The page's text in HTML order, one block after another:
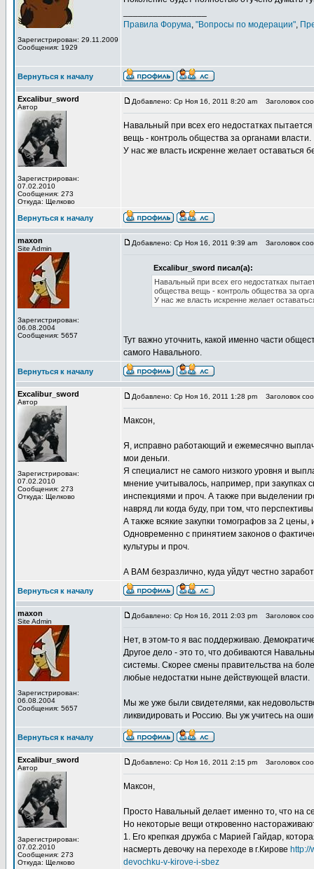
Зарегистрирован: 29.11.2009
Сообщения: 1929
Правила Форума, "Вопросы по модерации",
Вернуться к началу
Excalibur_sword
Автор
Зарегистрирован:
07.02.2010
Сообщения: 273
Откуда: Щелково
Добавлено: Ср Ноя 16, 2011 8:20 am Заголовок
Навальный при всех его недостатках
вещь - контроль общества за органами власти.
У нас же власть искренне желает оставаться
Вернуться к началу
maxon
Site Admin
Зарегистрирован:
06.08.2004
Сообщения: 5657
Добавлено: Ср Ноя 16, 2011 9:39 am Заголовок
Excalibur_sword писал(а):
Навальный при всех его недостатках
общества вещь - контроль общества за
У нас же власть искренне желает
Тут важно уточнить, какой именно части
самого Навального.
Вернуться к началу
Excalibur_sword
Автор
Зарегистрирован:
07.02.2010
Сообщения: 273
Откуда: Щелково
Добавлено: Ср Ноя 16, 2011 1:28 pm Заголовок
Максон,
Я, исправно работающий и ежемесячно
мои деньги.
Я специалист не самого низкого уровня и
мнение учитывалось, например, при закупках
инспекциями и проч. А также при выделении
навряд ли когда буду, при том, что
А также всякие закупки томографов за 2
Одновременно с принятием законов о
культуры и проч.
А ВАМ безразлично, куда уйдут честно
Вернуться к началу
maxon
Site Admin
Зарегистрирован:
06.08.2004
Сообщения: 5657
Добавлено: Ср Ноя 16, 2011 2:03 pm Заголовок
Нет, в этом-то я вас поддерживаю.
Другое дело - это то, что добиваются
системы. Скорее смены правительства на
любые недостатки ныне действующей власти.
Мы же уже были свидетелями, как
ликвидировать и Россию. Вы уж учитесь на
Вернуться к началу
Excalibur_sword
Автор
Зарегистрирован:
07.02.2010
Сообщения: 273
Откуда: Щелково
Добавлено: Ср Ноя 16, 2011 2:15 pm Заголовок
Максон,
Просто Навальный делает именно то, что на
Но некоторые вещи откровенно
1. Его крепкая дружба с Марией Гайдар,
насмерть девочку на переходе в г.Кирове
devochku-v-kirove-i-sbez